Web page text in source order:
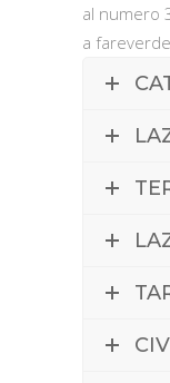
al numero
a